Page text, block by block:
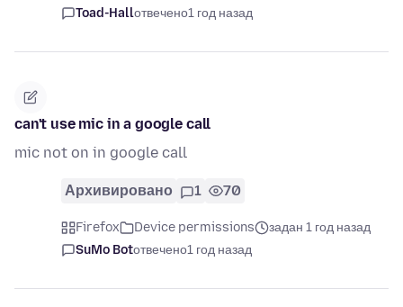
Toad-Hallотвечено1 год назад
can't use mic in a google call
mic not on in google call
Архивировано 1 70
Firefox Device permissions
задан 1 год назад
SuMo Botотвечено1 год назад